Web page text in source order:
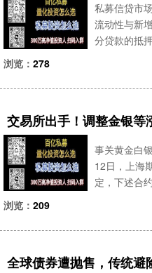
私募信贷市
流动性与新
分贷款的抵
浏览： 278
交易所出手！调整金银等
事关黄金白
12日，上海
定，下述合
浏览： 209
全球债券遭抛售，传统避